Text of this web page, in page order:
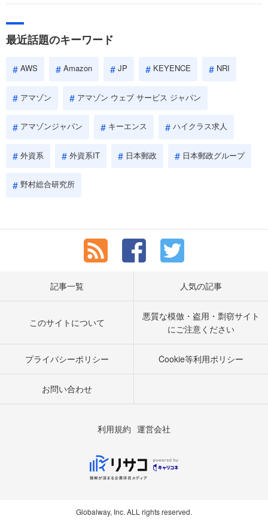
やこれまでの成果を具体的に問われるほか、「人間性」も評価
しょう。
最近話題のキーワード
AWS Amazon JP KEYENCE NRI
アマゾン アマゾン ウェブ サービス ジャパン
アマゾンジャパン キーエンス ハイクラス求人
外資系 外資系IT 日本郵政 日本郵政グループ
野村総合研究所
記事一覧 人気の記事
このサイトについて
悪質な模倣・盗用・剽窃サイト
にご注意ください
プライバシーポリシー Cookie等利用ポリシー
お問い合わせ
利用規約 運営会社
Globalway, Inc. ALL rights reserved.